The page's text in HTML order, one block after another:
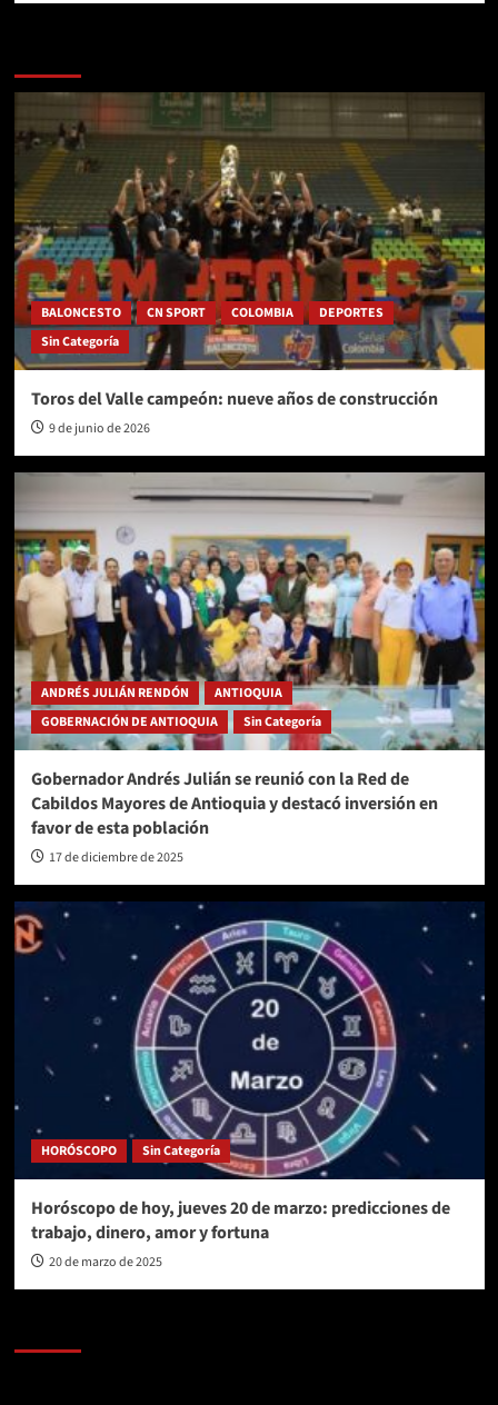
BALONCESTO CN SPORT COLOMBIA
DEPORTES
Sin Categoría
Toros del Valle campeón: nueve años de construcción
9 de junio de 2026
ANDRÉS JULIÁN RENDÓN
ANTIOQUIA
GOBERNACIÓN DE ANTIOQUIA
Sin Categoría
Gobernador Andrés Julián se reunió con la Red de
Cabildos Mayores de Antioquia y destacó inversión en
favor de esta población
17 de diciembre de 2025
HORÓSCOPO Sin Categoría
Horóscopo de hoy, jueves 20 de marzo: predicciones de
trabajo, dinero, amor y fortuna
20 de marzo de 2025